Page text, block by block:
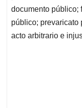
documento público;
público; prevaricato
acto arbitrario e